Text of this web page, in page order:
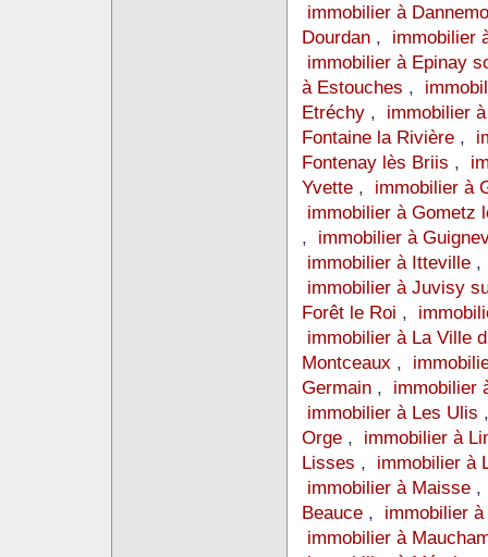
immobilier à
Dourdan , immobilier
immobilier à Epinay
à Estouches ,
Etréchy , immobilier
Fontaine la Rivière ,
Fontenay lès Briis ,
Yvette , immobilier à
immobilier à Gometz
, immobilier à
immobilier à Itteville
immobilier à Juvisy
Forêt le Roi ,
immobilier à La Ville
Montceaux ,
Germain , immobilier
immobilier à Les Ulis
Orge , immobilier à
Lisses , immobilier à
immobilier à Maisse
Beauce , immobilier
immobilier à